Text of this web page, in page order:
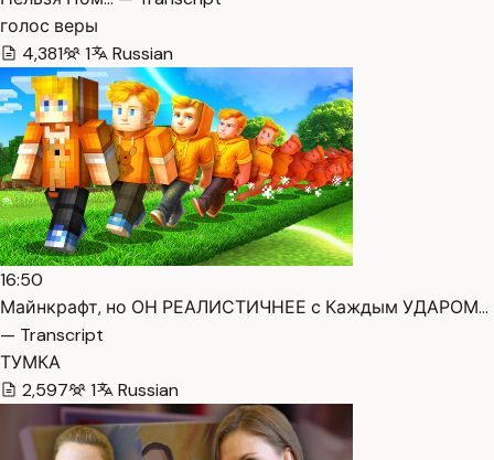
голос веры
4,381
1 Russian
16:50
Майнкрафт, но ОН РЕАЛИСТИЧНЕЕ с Каждым УДАРОМ…
— Transcript
ТУМКА
2,597
1 Russian